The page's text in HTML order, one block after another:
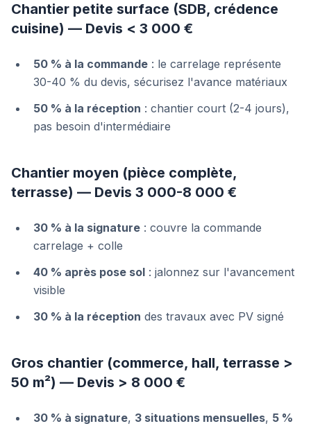
Chantier petite surface (SDB, crédence
cuisine) — Devis < 3 000 €
50 % à la commande : le carrelage représente
30-40 % du devis, sécurisez l'avance matériaux
50 % à la réception : chantier court (2-4 jours),
pas besoin d'intermédiaire
Chantier moyen (pièce complète,
terrasse) — Devis 3 000-8 000 €
30 % à la signature : couvre la commande
carrelage + colle
40 % après pose sol : jalonnez sur l'avancement
visible
30 % à la réception des travaux avec PV signé
Gros chantier (commerce, hall, terrasse >
50 m²) — Devis > 8 000 €
30 % à signature, 3 situations mensuelles, 5 %